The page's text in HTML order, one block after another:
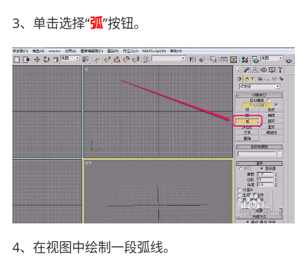
3、单击选择“弧”按钮。
4、在视图中绘制一段弧线。